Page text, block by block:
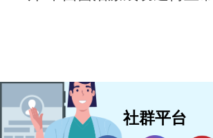
社群平台